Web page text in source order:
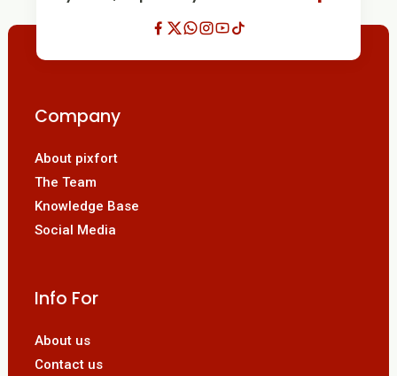
Company
About pixfort
The Team
Knowledge Base
Social Media
Info For
About us
Contact us